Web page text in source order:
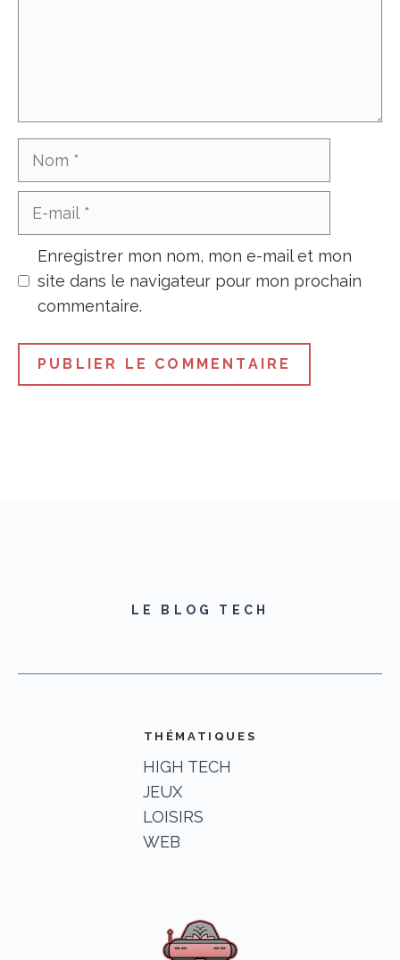
Enregistrer mon nom, mon e-mail et mon
site dans le navigateur pour mon prochain
commentaire.
LE BLOG TECH
THÉMATIQUES
HIGH TECH
JEUX
LOISIRS
WEB